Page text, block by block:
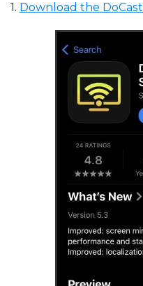
1. Download the DoCast